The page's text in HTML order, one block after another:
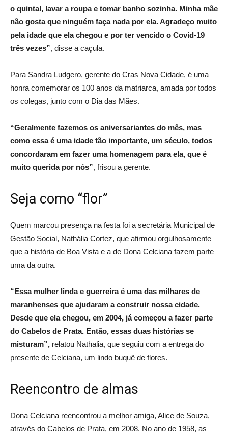
o quintal, lavar a roupa e tomar banho sozinha. Minha mãe
não gosta que ninguém faça nada por ela. Agradeço muito
pela idade que ela chegou e por ter vencido o Covid-19
três vezes”, disse a caçula.
Para Sandra Ludgero, gerente do Cras Nova Cidade, é uma
honra comemorar os 100 anos da matriarca, amada por todos
os colegas, junto com o Dia das Mães.
“Geralmente fazemos os aniversariantes do mês, mas
como essa é uma idade tão importante, um século, todos
concordaram em fazer uma homenagem para ela, que é
muito querida por nós”, frisou a gerente.
Seja como “flor”
Quem marcou presença na festa foi a secretária Municipal de
Gestão Social, Nathália Cortez, que afirmou orgulhosamente
que a história de Boa Vista e a de Dona Celciana fazem parte
uma da outra.
“Essa mulher linda e guerreira é uma das milhares de
maranhenses que ajudaram a construir nossa cidade.
Desde que ela chegou, em 2004, já começou a fazer parte
do Cabelos de Prata. Então, essas duas histórias se
misturam”, relatou Nathalia, que seguiu com a entrega do
presente de Celciana, um lindo buquê de flores.
Reencontro de almas
Dona Celciana reencontrou a melhor amiga, Alice de Souza,
através do Cabelos de Prata, em 2008. No ano de 1958, as